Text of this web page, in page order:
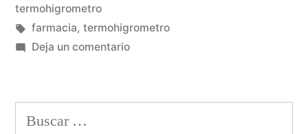
farmacia?”
en
termohigrometro
Etiquetas:
farmacia, termohigrometro
Deja un comentarioen
un
Buscar: